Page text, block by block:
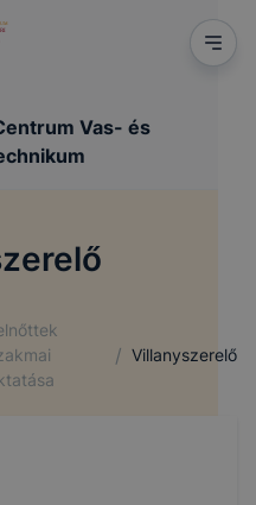
Vas- és
/ Villanyszerelő